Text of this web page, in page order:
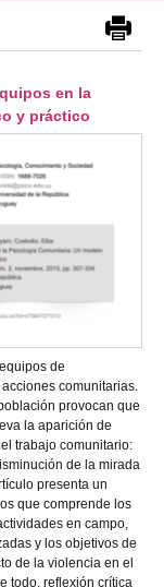
en la
y práctico
de
comunitarias.
provocan que
la aparición de
trabajo comunitario:
de la mirada
presenta un
que comprende los
en campo,
y los objetivos de
de la violencia en el
todo, reflexión crítica